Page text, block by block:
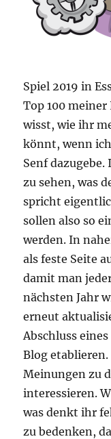
Spiel 2019 in
Top 100
wisst, wie ihr
könnt, wenn
Senf
zu sehen, was
spricht
sollen also so
werden. In
als feste Seite
damit man
nächsten Jahr
erneut
Abschluss
Blog
Meinungen zu
interessieren.
was denkt ihr
zu bedenken,